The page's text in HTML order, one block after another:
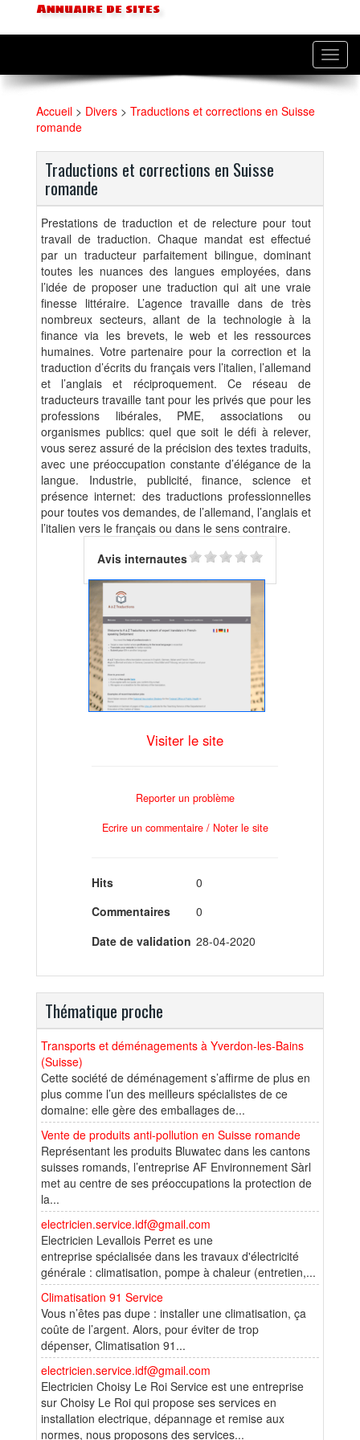
Annuaire de sites
Accueil > Divers > Traductions et corrections en Suisse
romande
Traductions et corrections en Suisse
romande
Prestations de traduction et de relecture pour tout
travail de traduction. Chaque mandat est effectué
par un traducteur parfaitement bilingue, dominant
toutes les nuances des langues employées, dans
l’idée de proposer une traduction qui ait une vraie
finesse littéraire. L’agence travaille dans de très
nombreux secteurs, allant de la technologie à la
finance via les brevets, le web et les ressources
humaines. Votre partenaire pour la correction et la
traduction d’écrits du français vers l’italien, l’allemand
et l’anglais et réciproquement. Ce réseau de
traducteurs travaille tant pour les privés que pour les
professions libérales, PME, associations ou
organismes publics: quel que soit le défi à relever,
vous serez assuré de la précision des textes traduits,
avec une préoccupation constante d’élégance de la
langue. Industrie, publicité, finance, science et
présence internet: des traductions professionnelles
pour toutes vos demandes, de l’allemand, l’anglais et
l’italien vers le français ou dans le sens contraire.
Avis internautes
Visiter le site
Reporter un problème
Ecrire un commentaire / Noter le site
Hits
0
Commentaires
0
Date de validation 28-04-2020
Thématique proche
Transports et déménagements à Yverdon-les-Bains
(Suisse)
Cette société de déménagement s’affirme de plus en
plus comme l’un des meilleurs spécialistes de ce
domaine: elle gère des emballages de...
Vente de produits anti-pollution en Suisse romande
Représentant les produits Bluwatec dans les cantons
suisses romands, l’entreprise AF Environnement Sàrl
met au centre de ses préoccupations la protection de
la...
electricien.service.idf@gmail.com
Electricien Levallois Perret es une
entreprise spécialisée dans les travaux d'électricité
générale : climatisation, pompe à chaleur (entretien,...
Climatisation 91 Service
Vous n’êtes pas dupe : installer une climatisation, ça
coûte de l’argent. Alors, pour éviter de trop
dépenser, Climatisation 91...
electricien.service.idf@gmail.com
Electricien Choisy Le Roi Service est une entreprise
sur Choisy Le Roi qui propose ses services en
installation electrique, dépannage et remise aux
normes, nous proposons des services...